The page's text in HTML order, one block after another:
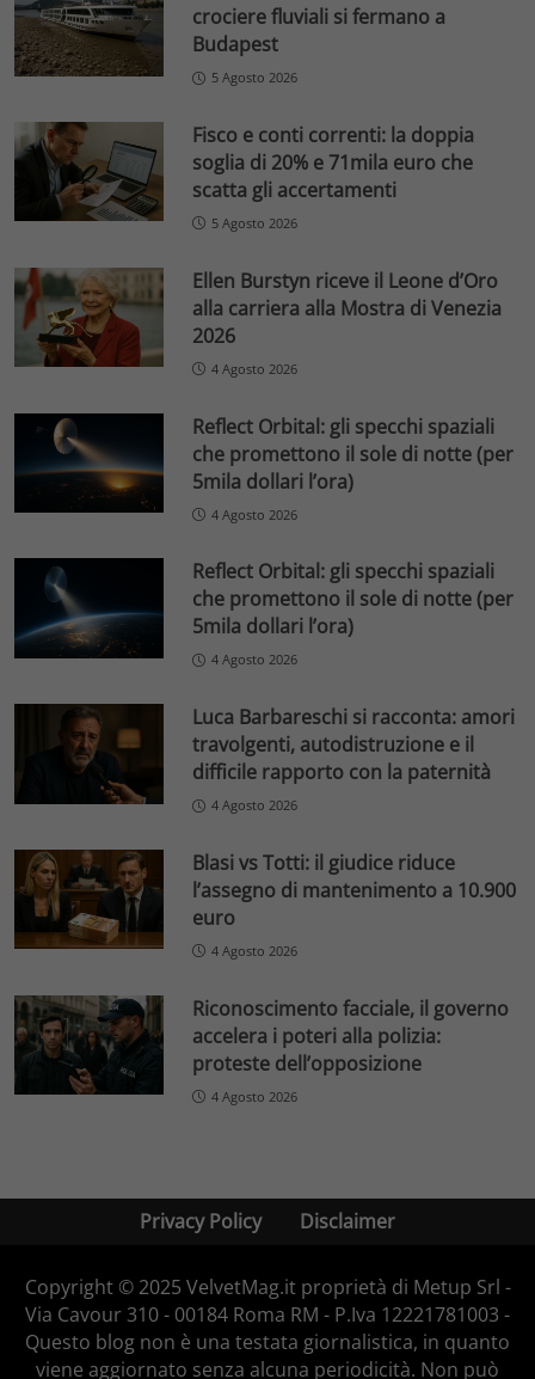
crociere fluviali si fermano a
Budapest
5 Agosto 2026
Fisco e conti correnti: la doppia
soglia di 20% e 71mila euro che
scatta gli accertamenti
5 Agosto 2026
Ellen Burstyn riceve il Leone d’Oro
alla carriera alla Mostra di Venezia
2026
4 Agosto 2026
Reflect Orbital: gli specchi spaziali
che promettono il sole di notte (per
5mila dollari l’ora)
4 Agosto 2026
Reflect Orbital: gli specchi spaziali
che promettono il sole di notte (per
5mila dollari l’ora)
4 Agosto 2026
Luca Barbareschi si racconta: amori
travolgenti, autodistruzione e il
difficile rapporto con la paternità
4 Agosto 2026
Blasi vs Totti: il giudice riduce
l’assegno di mantenimento a 10.900
euro
4 Agosto 2026
Riconoscimento facciale, il governo
accelera i poteri alla polizia:
proteste dell’opposizione
4 Agosto 2026
Privacy Policy Disclaimer
Copyright © 2025 VelvetMag.it proprietà di Metup Srl -
Via Cavour 310 - 00184 Roma RM - P.Iva 12221781003 -
Questo blog non è una testata giornalistica, in quanto
viene aggiornato senza alcuna periodicità. Non può